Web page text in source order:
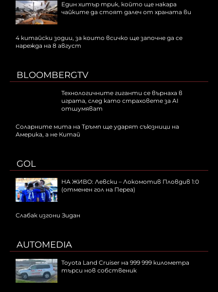
Един хитър трик, който ще накара
чайките да стоят далеч от храната ви
4 китайски зодии, за които всичко ще започне да се
нарежда на 8 август
BLOOMBERGTV
Технологичните гиганти се върнаха в
играта, след като страховете за AI
отшумяват
Соларните мита на Тръмп ще ударят съюзници на
Америка, а не Китай
GOL
НА ЖИВО: Левски – Локомотив Пловдив 1:0
(отменен гол на Переа)
Слабак изгони Зидан
AUTOMEDIA
Toyota Land Cruiser на 999 999 километра
търси нов собственик